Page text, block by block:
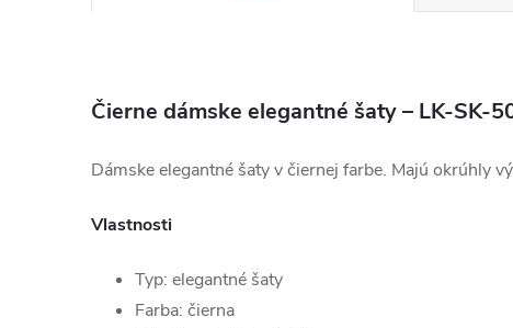
Čierne dámske elegantné šaty – LK-SK-
Dámske elegantné šaty v čiernej farbe. Majú okrúhly
Vlastnosti
Typ: elegantné šaty
Farba: čierna